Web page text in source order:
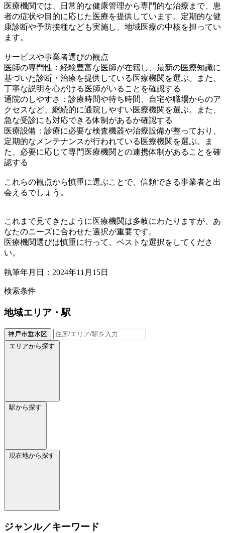
医療機関では、日常的な健康管理から専門的な治療まで、患
者の症状や目的に応じた医療を提供しています。定期的な健
康診断や予防接種なども実施し、地域医療の中核を担ってい
ます。
サービスや事業者選びの観点
医師の専門性：経験豊富な医師が在籍し、最新の医療知識に
基づいた診断・治療を提供している医療機関を選ぶ。また、
丁寧な説明を心がける医師がいることを確認する
通院のしやすさ：診療時間や待ち時間、自宅や職場からのア
クセスなど、継続的に通院しやすい医療機関を選ぶ。また、
急な受診にも対応できる体制があるか確認する
医療設備：診療に必要な検査機器や治療設備が整っており、
定期的なメンテナンスが行われている医療機関を選ぶ。ま
た、必要に応じて専門医療機関との連携体制があることを確
認する
これらの観点から慎重に選ぶことで、信頼できる事業者と出
会えるでしょう。
これまで見てきたように医療機関は多岐にわたりますが、あ
なたのニーズに合わせた選択が重要です。
医療機関選びは慎重に行って、ベストな選択をしてくださ
い。
執筆年月日：2024年11月15日
検索条件
地域エリア・駅
神戸市垂水区
エリアから探す
駅から探す
現在地から探す
ジャンル／キーワード